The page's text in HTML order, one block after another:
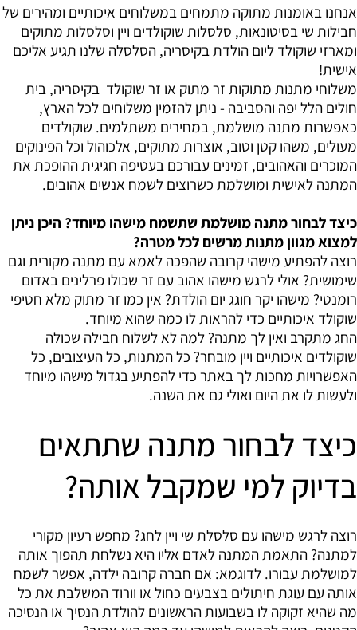
אנחנו באומנות מתוקה מתמחים במשלוחים איכותיים ומהירים של
חבילות שי בסיטונאות, סלסלות שוקולדים ויין וסלסלות מתוקים
ומארזי שוקולד ליום הולדת בקיסריה, הסלסלה שלנו תגיע אליכם
אישית!
משלוחי מתנות מתוקות זר מתוק או זר שוקולד בקיסריה, בית
חולים הלל יפה והסביבה - ניתן להזמין משלוחים לכל הארץ,
כאפשרות מתנה מושלמת, במחירים משתלמים. שוקולדים
מעולים, משהו קטן וטוב, אוצרות מתוקים, אלכוהול וכל הפינוקים
המוכרים והאהובים, זמינים עבורכם בעטיפה חגיגית ההופכת את
המתנה לאישית ומושלמת כשרוצים לשמח אנשים אהובים.
כיצד לבחור מתנה מושלמת שתשמח מישהו מיוחד? היכן ניתן
למצוא מגוון מתנות מרשים לכל מטרה?
רוצה להפתיע מישהי קרובה שהפכה לאמא עם מתנה מקורית וגם
שימושית? אולי לרגש מישהו אהוב עם זר שכולו פרלינים באדום
רומנטי? מישהו יקר חוגג יום הולדת? אין כמו זר מתוק מלא חטיפי
שוקולד איכותיים כדי להראות לו כמה שהוא מיוחד.
החג מתקרב ואין לך מתנה? למה לא לשלוח חבילה שכולה
שוקולדים איכותיים ויין מובחר? כל המתנות, כל העיצובים, כל
האפשרויות מחכות לך באתר כדי להפתיע בגדול מישהו מיוחד
ולעשות לו את היום ואולי גם את השנה.
כיצד לבחור מתנה שתתאים
בדיוק למי שמקבל אותה?
רוצה לרגש מישהו עם סלסלת שי ויין לחג? מחפש רעיון מקורי
למתנה? התאמת המתנה לאדם אליו היא נשלחת תהפוך אותה
למושלמת עבורו. לדוגמא: אם חברה קרובה ילדה, אפשר לשמח
אותה עם עוגת חיתולים בצבעים כחול או וורוד המשלבת את כל
מה שהיא זקוקה לו בשבועות הראשונים להולדת הנסיך או הנסיכה